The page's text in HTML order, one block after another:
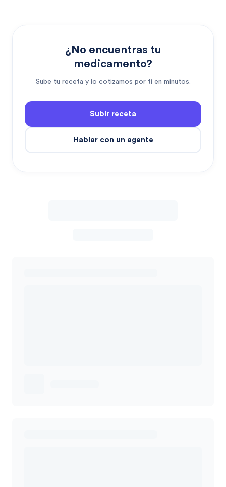
¿No encuentras tu
medicamento?
Sube tu receta y lo cotizamos por ti en minutos.
Subir receta
Hablar con un agente